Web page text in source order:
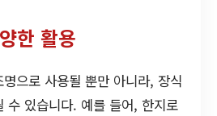
한 활용
으로 사용될 뿐만 아니라, 장식
수 있습니다. 예를 들어, 한지로